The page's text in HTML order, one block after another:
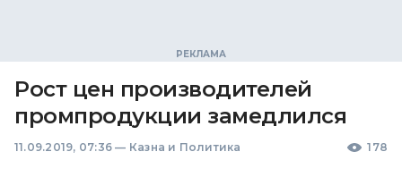
Рост цен производителей
промпродукции замедлился
11.09.2019, 07:36 — Казна и Политика 178